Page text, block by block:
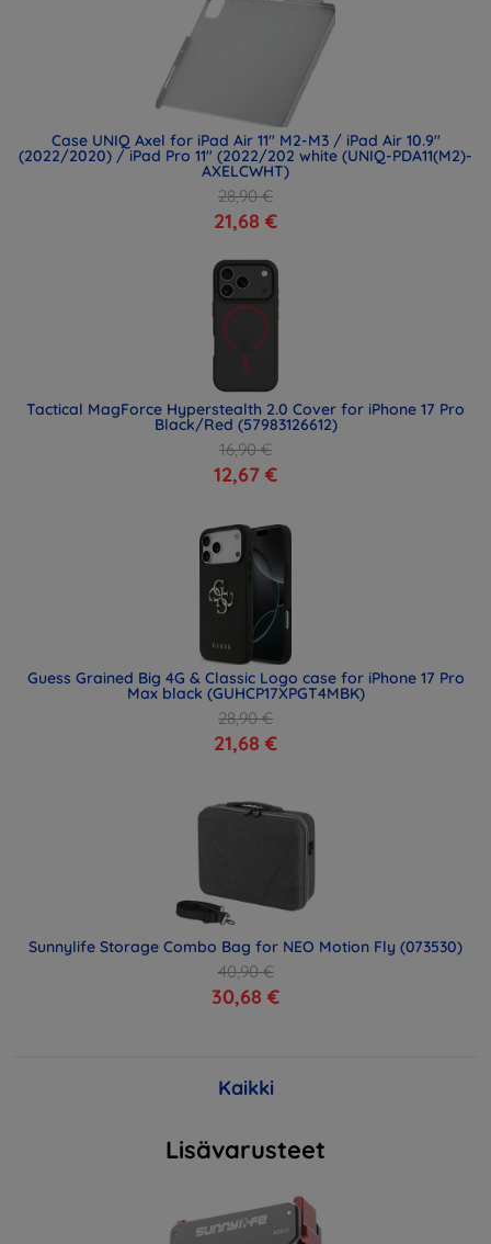
Case UNIQ Axel for iPad Air 11" M2-M3 / iPad Air 10.9"
(2022/2020) / iPad Pro 11" (2022/202 white (UNIQ-PDA11(M2)-
AXELCWHT)
28,90 €
21,68 €
Tactical MagForce Hyperstealth 2.0 Cover for iPhone 17 Pro
Black/Red (57983126612)
16,90 €
12,67 €
Guess Grained Big 4G & Classic Logo case for iPhone 17 Pro
Max black (GUHCP17XPGT4MBK)
28,90 €
21,68 €
Sunnylife Storage Combo Bag for NEO Motion Fly (073530)
40,90 €
30,68 €
Kaikki
Lisävarusteet